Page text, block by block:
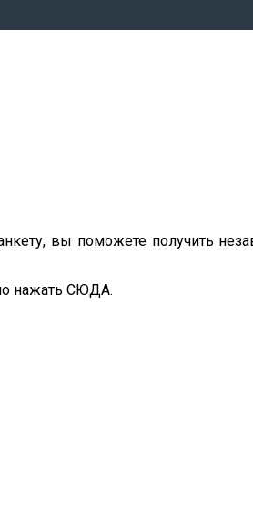
вы поможете получить
нажать СЮДА.